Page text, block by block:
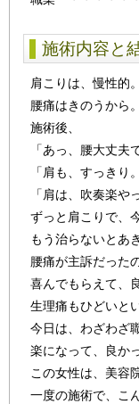
施術内容と
肩こりは、慢性的。
腰痛はきのうから。
施術後、
「あっ、腰大丈夫
「肩も、すっきり
「肩は、吹奏楽
ずっと肩こりで、
もう治らないとあ
腰痛が主訴だった
喜んでもらえて、
生理痛もひどいと
今日は、わざわざ
楽になって、良か
この女性は、美容
一度の施術で、こ